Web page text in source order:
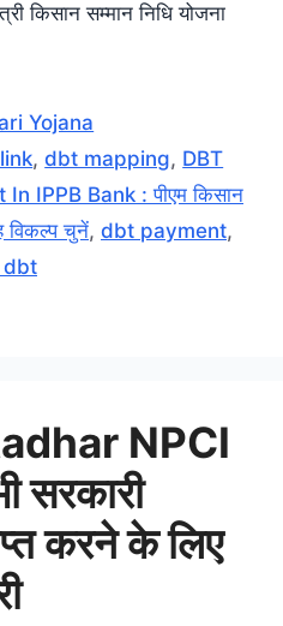
किसान सम्मान निधि योजना
Yojana
,dbt mapping, DBT
IPPB Bank : पीएम किसान
विकल्प चुनें, dbt payment,
dbt
NPCI
सरकारी
करने के लिए